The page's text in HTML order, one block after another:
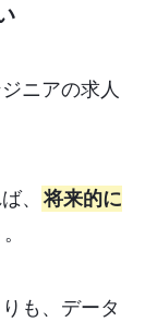
ニアの求人
、
将来的に
も、データ